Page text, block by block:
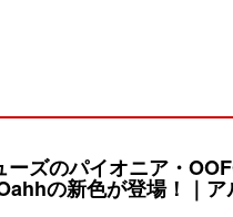
ーズのパイオニア・
の新色が登場！｜